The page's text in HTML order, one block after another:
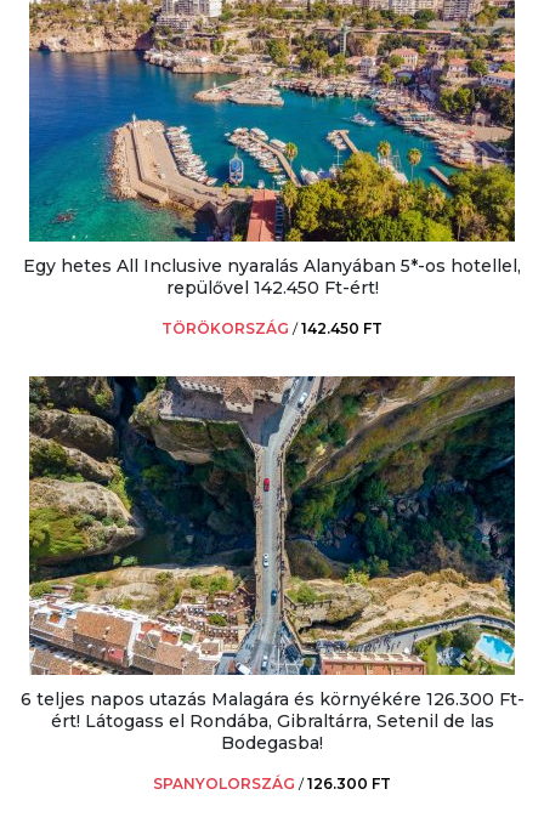
Egy hetes All Inclusive nyaralás Alanyában 5*-os hotellel,
repülővel 142.450 Ft-ért!
TÖRÖKORSZÁG /142.450 FT
6 teljes napos utazás Malagára és környékére 126.300 Ft-
ért! Látogass el Rondába, Gibraltárra, Setenil de las
Bodegasba!
SPANYOLORSZÁG /126.300 FT